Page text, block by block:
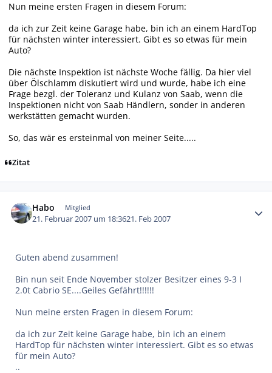
Nun meine ersten Fragen in diesem Forum:
da ich zur Zeit keine Garage habe, bin ich an einem HardTop
für nächsten winter interessiert. Gibt es so etwas für mein
Auto?
Die nächste Inspektion ist nächste Woche fällig. Da hier viel
über Ölschlamm diskutiert wird und wurde, habe ich eine
Frage bezgl. der Toleranz und Kulanz von Saab, wenn die
Inspektionen nicht von Saab Händlern, sonder in anderen
werkstätten gemacht wurden.
So, das wär es ersteinmal von meiner Seite.....
Zitat
Habo Mitglied
21. Februar 2007 um 18:3621. Feb 2007
Guten abend zusammen!
Bin nun seit Ende November stolzer Besitzer eines 9-3 I
2.0t Cabrio SE....Geiles Gefährt!!!!!!
Nun meine ersten Fragen in diesem Forum:
da ich zur Zeit keine Garage habe, bin ich an einem
HardTop für nächsten winter interessiert. Gibt es so etwas
für mein Auto?
..